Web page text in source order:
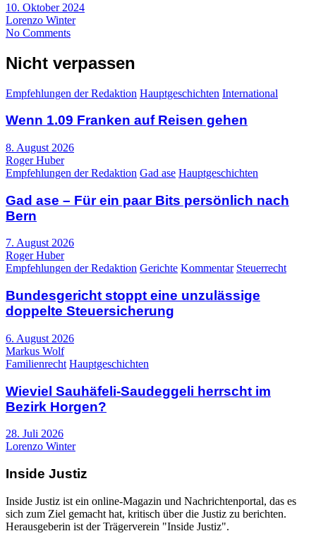
10. Oktober 2024
Lorenzo Winter
No Comments
Nicht verpassen
Empfehlungen der Redaktion Hauptgeschichten International
Wenn 1.09 Franken auf Reisen gehen
8. August 2026
Roger Huber
Empfehlungen der Redaktion Gad ase Hauptgeschichten
Gad ase – Für ein paar Bits persönlich nach
Bern
7. August 2026
Roger Huber
Empfehlungen der Redaktion Gerichte Kommentar Steuerrecht
Bundesgericht stoppt eine unzulässige
doppelte Steuersicherung
6. August 2026
Markus Wolf
Familienrecht Hauptgeschichten
Wieviel Sauhäfeli-Saudeggeli herrscht im
Bezirk Horgen?
28. Juli 2026
Lorenzo Winter
Inside Justiz
Inside Justiz ist ein online-Magazin und Nachrichtenportal, das es
sich zum Ziel gemacht hat, kritisch über die Justiz zu berichten.
Herausgeberin ist der Trägerverein "Inside Justiz".